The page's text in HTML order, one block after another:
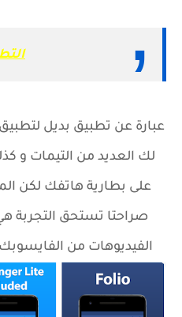
عبارة عن تطبيق بديل
لك العديد من التيمات و
على بطارية هاتفك لكن
صراحتا تستحق التجربة
الفيديوهات من